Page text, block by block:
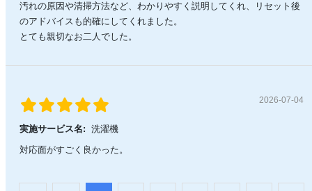
汚れの原因や清掃方法など、わかりやすく説明してくれ、リセット後
のアドバイスも的確にしてくれました。
とても親切なお二人でした。
2026-07-04
実施サービス名: 洗濯機
対応面がすごく良かった。